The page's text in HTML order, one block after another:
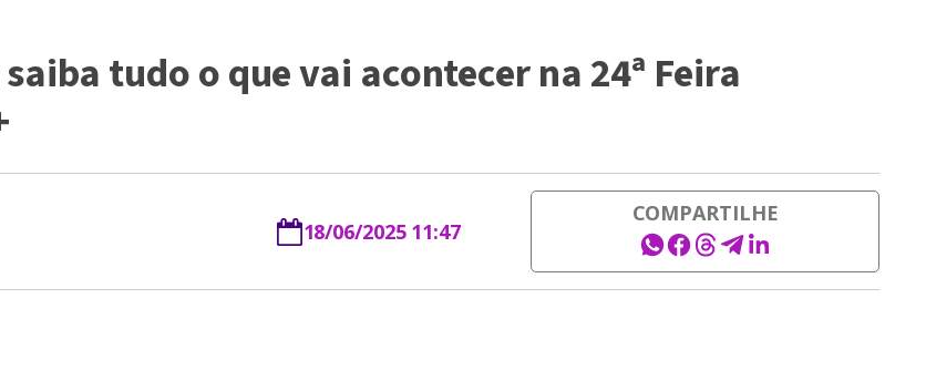
tudo o que vai acontecer na 24ª Feira
18/06/2025 11:47
COMPARTILHE